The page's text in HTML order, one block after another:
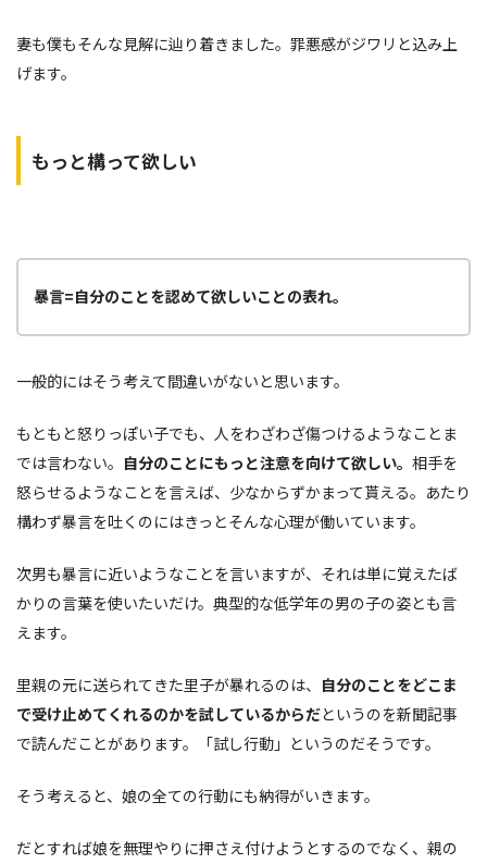
妻も僕もそんな見解に辿り着きました。罪悪感がジワリと込み上
げます。
もっと構って欲しい
暴言=自分のことを認めて欲しいことの表れ。
一般的にはそう考えて間違いがないと思います。
もともと怒りっぽい子でも、人をわざわざ傷つけるようなことま
では言わない。 自分のことにもっと注意を向けて欲しい。 相手を
怒らせるようなことを言えば、少なからずかまって貰える。あたり
構わず暴言を吐くのにはきっとそんな心理が働いています。
次男も暴言に近いようなことを言いますが、それは単に覚えたば
かりの言葉を使いたいだけ。典型的な低学年の男の子の姿とも言
えます。
里親の元に送られてきた里子が暴れるのは、 自分のことをどこま
で受け止めてくれるのかを試しているからだというのを新聞記事
で読んだことがあります。「試し行動」というのだそうです。
そう考えると、娘の全ての行動にも納得がいきます。
だとすれば娘を無理やりに押さえ付けようとするのでなく、親の